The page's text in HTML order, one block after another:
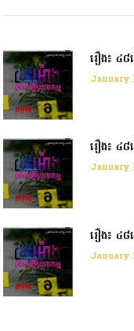
រឿង៖ ៤៨
January
រឿង៖ ៤៨
January
រឿង៖ ៤៨
January